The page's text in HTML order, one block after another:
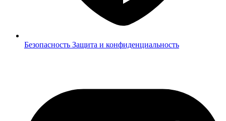
Безопасность Защита и конфиденциальность